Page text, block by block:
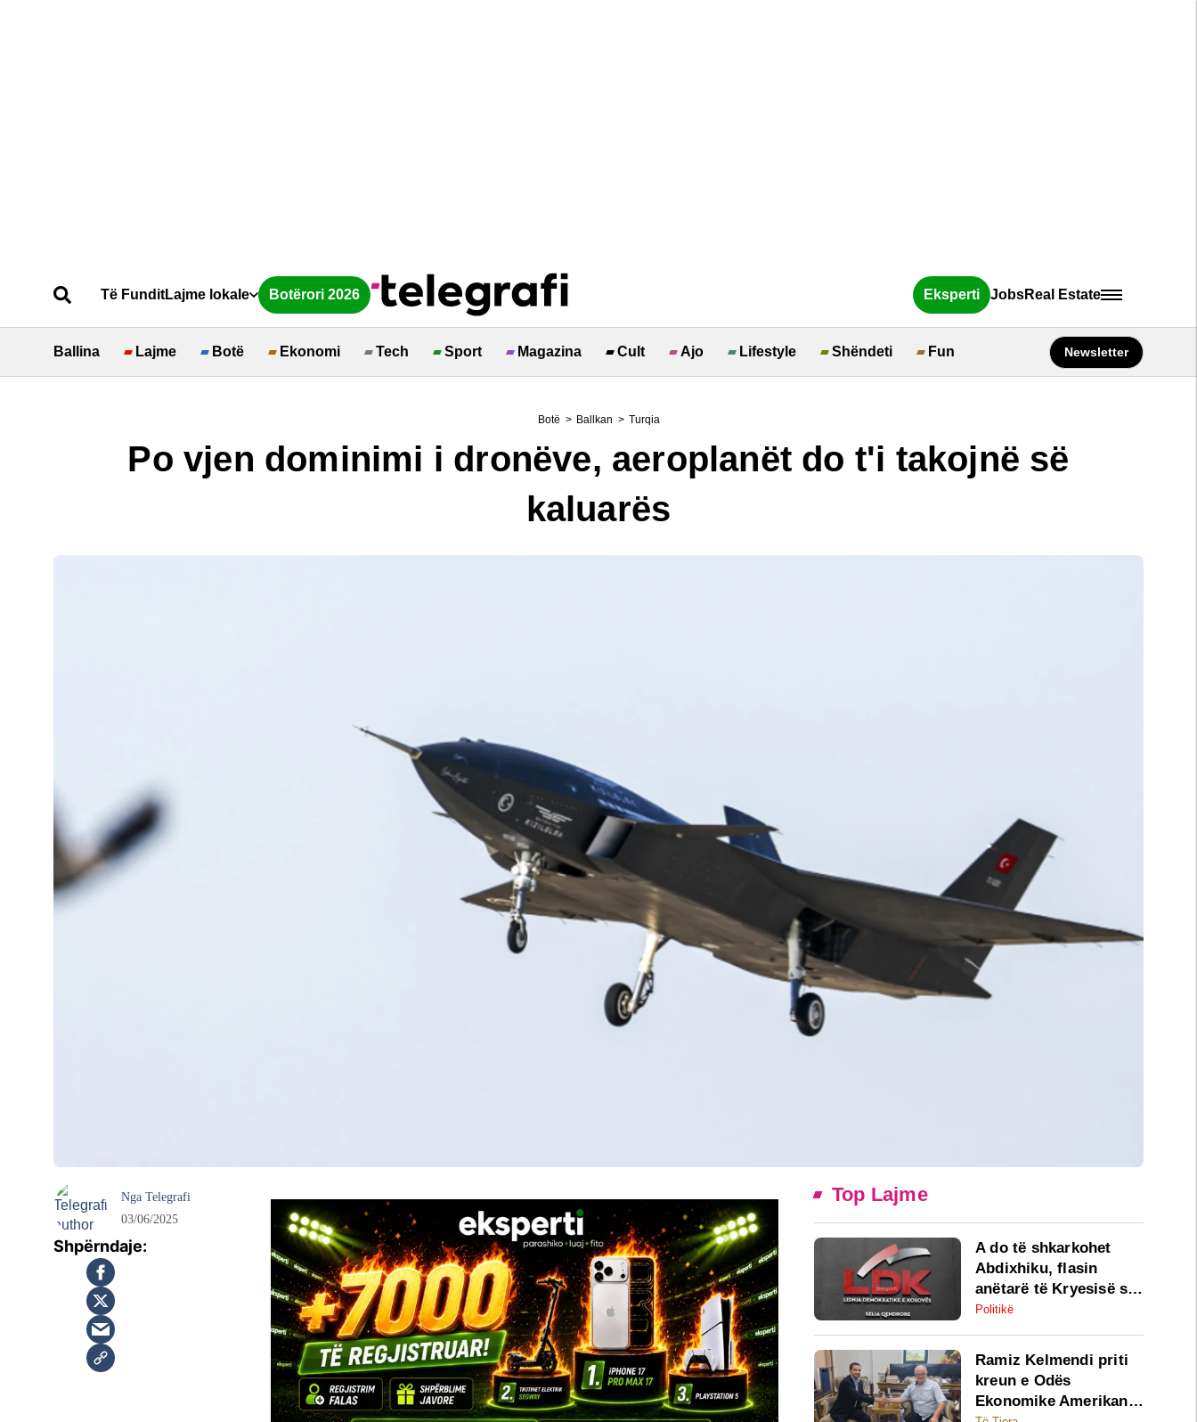
Të FunditLajme lokale Botërori 2026 Eksperti JobsReal Estate
Ballina Lajme Botë Ekonomi Tech Sport Magazina Cult Ajo Lifestyle Shëndeti Fun Newsletter
Botë > Ballkan > Turqia
Po vjen dominimi i dronëve, aeroplanët do t'i takojnë së
kaluarës
Nga Telegrafi
03/06/2025
Top Lajme
​A do të shkarkohet
Abdixhiku, flasin
anëtarë të Kryesisë së
LDK-së
Politikë
Ramiz Kelmendi priti
kreun e Odës
Ekonomike Amerikane,